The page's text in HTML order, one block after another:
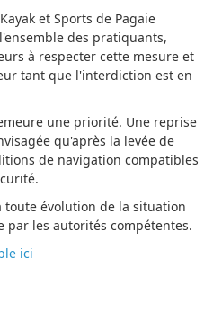
et Sports de Pagaie
des pratiquants,
à respecter cette mesure et
tant que l'interdiction est en
une priorité. Une reprise
qu'après la levée de
de navigation compatibles
évolution de la situation
par les autorités compétentes.
ici